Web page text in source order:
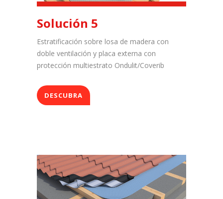
Solución 5
Estratificación sobre losa de madera con
doble ventilación y placa externa con
protección multiestrato Ondulit/Coverib
DESCUBRA